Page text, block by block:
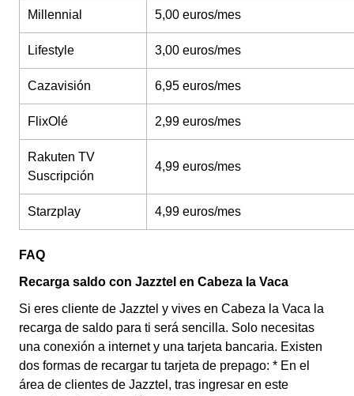
Millennial 5,00 euros/mes
Lifestyle 3,00 euros/mes
Cazavisión 6,95 euros/mes
FlixOlé 2,99 euros/mes
Rakuten TV
Suscripción
4,99 euros/mes
Starzplay 4,99 euros/mes
FAQ
Recarga saldo con Jazztel en Cabeza la Vaca
Si eres cliente de Jazztel y vives en Cabeza la Vaca la
recarga de saldo para ti será sencilla. Solo necesitas
una conexión a internet y una tarjeta bancaria. Existen
dos formas de recargar tu tarjeta de prepago: * En el
área de clientes de Jazztel, tras ingresar en este